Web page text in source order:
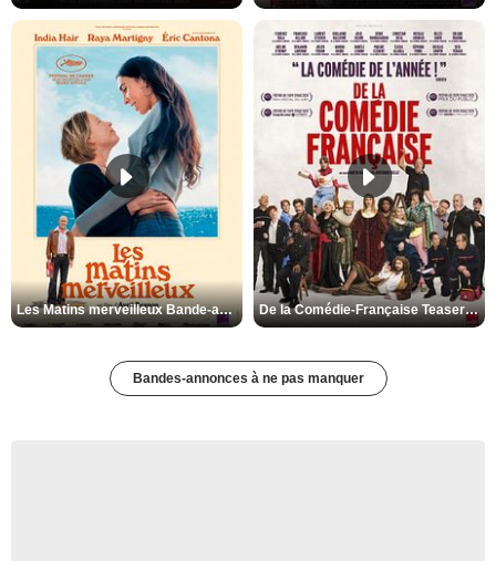
Les Matins merveilleux Bande-annonce VF De la Comédie-Française Teaser VF
Bandes-annonces à ne pas manquer